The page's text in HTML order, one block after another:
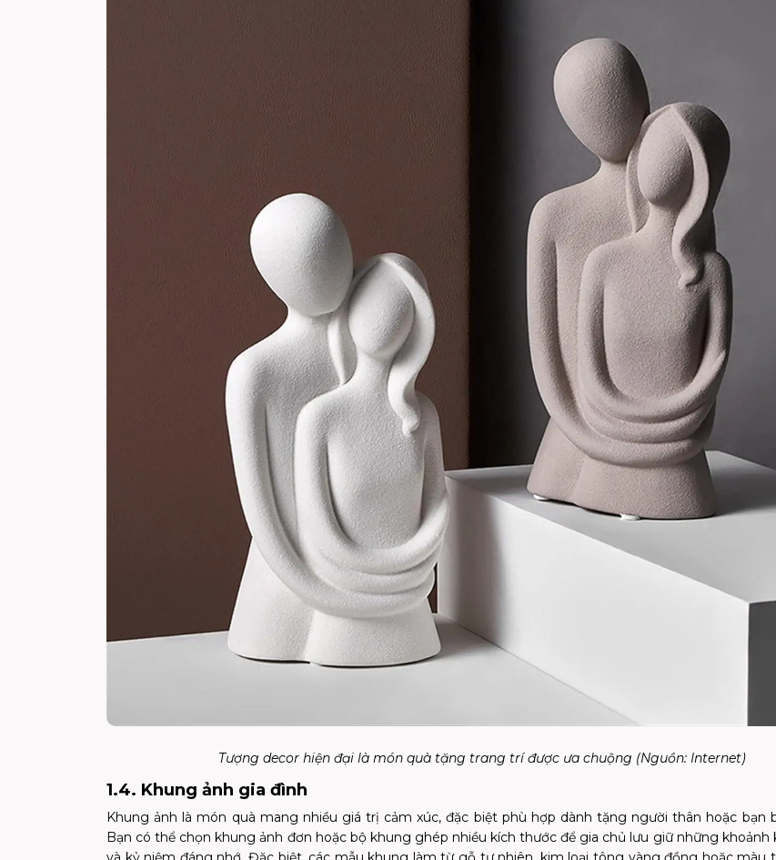
Tượng decor hiện đại là món quà tặng trang trí được ưa chuộng (Nguồn: Internet)
1.4. Khung ảnh gia đình
Khung ảnh là món quà mang nhiều giá trị cảm xúc, đặc biệt phù hợp dành tặng người thân hoặc bạn
Bạn có thể chọn khung ảnh đơn hoặc bộ khung ghép nhiều kích thước để gia chủ lưu giữ những khoảnh